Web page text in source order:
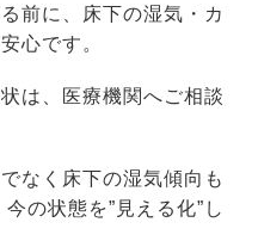
前に、床下の湿気・カ
心です。
は、医療機関へご相談
なく床下の湿気傾向も
の状態を”見える化”し